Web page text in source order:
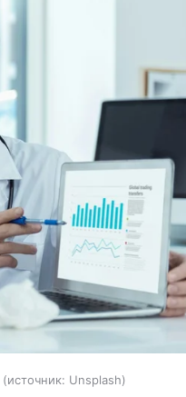
источник: Unsplash